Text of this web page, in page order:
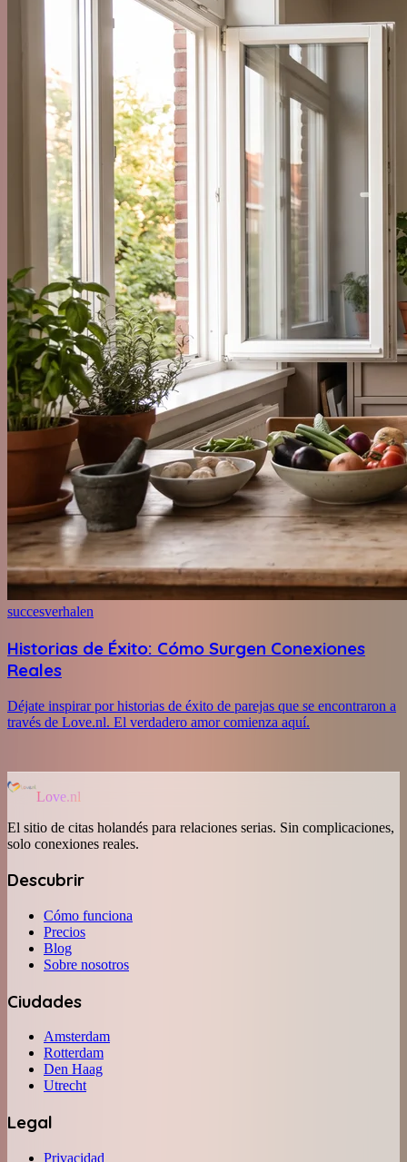
succesverhalen
Historias de Éxito: Cómo Surgen Conexiones
Reales
Déjate inspirar por historias de éxito de parejas que se encontraron a
través de Love.nl. El verdadero amor comienza aquí.
Love.nl
El sitio de citas holandés para relaciones serias. Sin complicaciones,
solo conexiones reales.
Descubrir
Cómo funciona
Precios
Blog
Sobre nosotros
Ciudades
Amsterdam
Rotterdam
Den Haag
Utrecht
Legal
Privacidad